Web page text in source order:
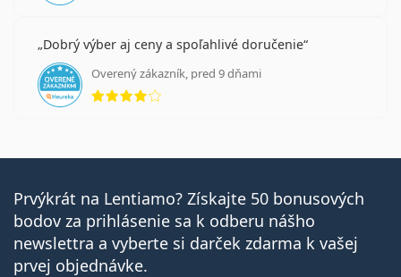
Dobrý výber aj ceny a spoľahlivé doručenie
Overený zákazník, pred 9 dňami
hodnotenie 4 z 5
Prvýkrát na Lentiamo? Získajte 50 bonusových
bodov za prihlásenie sa k odberu nášho
newslettra a vyberte si darček zdarma k vašej
prvej objednávke.